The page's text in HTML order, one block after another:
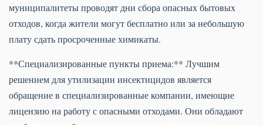
муниципалитеты проводят дни сбора опасных бытовых
отходов, когда жители могут бесплатно или за небольшую
плату сдать просроченные химикаты.
**Специализированные пункты приема:** Лучшим
решением для утилизации инсектицидов является
обращение в специализированные компании, имеющие
лицензию на работу с опасными отходами. Они обладают